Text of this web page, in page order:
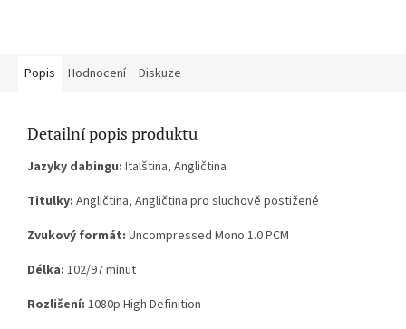
Popis Hodnocení Diskuze
Detailní popis produktu
Jazyky dabingu: Italština, Angličtina
Titulky: Angličtina, Angličtina pro sluchově postižené
Zvukový formát: Uncompressed Mono 1.0 PCM
Délka: 102/97 minut
Rozlišení: 1080p High Definition